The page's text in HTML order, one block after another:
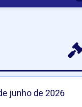
junho de 2026